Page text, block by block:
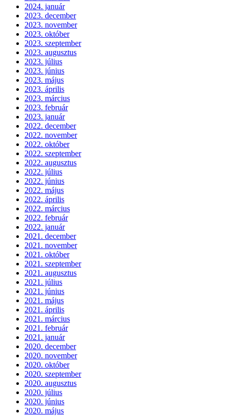
2024. január
2023. december
2023. november
2023. október
2023. szeptember
2023. augusztus
2023. július
2023. június
2023. május
2023. április
2023. március
2023. február
2023. január
2022. december
2022. november
2022. október
2022. szeptember
2022. augusztus
2022. július
2022. június
2022. május
2022. április
2022. március
2022. február
2022. január
2021. december
2021. november
2021. október
2021. szeptember
2021. augusztus
2021. július
2021. június
2021. május
2021. április
2021. március
2021. február
2021. január
2020. december
2020. november
2020. október
2020. szeptember
2020. augusztus
2020. július
2020. június
2020. május